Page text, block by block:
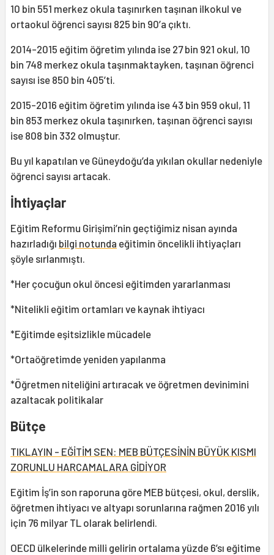
10 bin 551 merkez okula taşınırken taşınan ilkokul ve
ortaokul öğrenci sayısı 825 bin 90’a çıktı.
2014-2015 eğitim öğretim yılında ise 27 bin 921 okul, 10
bin 748 merkez okula taşınmaktayken, taşınan öğrenci
sayısı ise 850 bin 405’ti.
2015-2016 eğitim öğretim yılında ise 43 bin 959 okul, 11
bin 853 merkez okula taşınırken, taşınan öğrenci sayısı
ise 808 bin 332 olmuştur.
Bu yıl kapatılan ve Güneydoğu’da yıkılan okullar nedeniyle
öğrenci sayısı artacak.
İhtiyaçlar
Eğitim Reformu Girişimi’nin geçtiğimiz nisan ayında
hazırladığı bilgi notunda eğitimin öncelikli ihtiyaçları
şöyle sırlanmıştı.
*Her çocuğun okul öncesi eğitimden yararlanması
*Nitelikli eğitim ortamları ve kaynak ihtiyacı
*Eğitimde eşitsizlikle mücadele
*Ortaöğretimde yeniden yapılanma
*Öğretmen niteliğini artıracak ve öğretmen devinimini
azaltacak politikalar
Bütçe
TIKLAYIN - EĞİTİM SEN: MEB BÜTÇESİNİN BÜYÜK KISMI
ZORUNLU HARCAMALARA GİDİYOR
Eğitim İş’in son raporuna göre MEB bütçesi, okul, derslik,
öğretmen ihtiyacı ve altyapı sorunlarına rağmen 2016 yılı
için 76 milyar TL olarak belirlendi.
OECD ülkelerinde milli gelirin ortalama yüzde 6’sı eğitime